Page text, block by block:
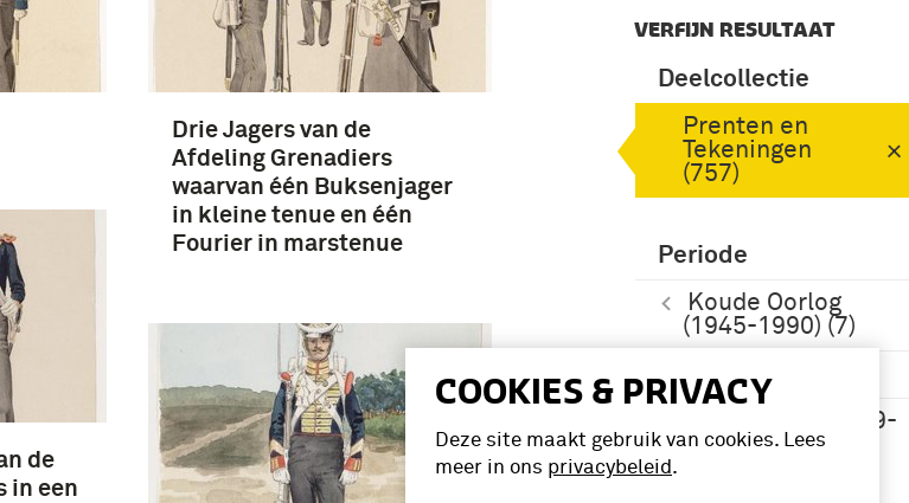
COOKIES & PRIVACY
Deze site maakt gebruik van cookies. Lees
meer in ons privacybeleid.
VERFIJN RESULTAAT
Deelcollectie
Prenten en
Tekeningen
(757)
Periode
Koude Oorlog
(1945-1990) (7)
1801-1850 (4)
mobilisatie (1939-
1940) (3)
de
in een
Drie Jagers van de
Afdeling Grenadiers
waarvan één Buksenjager
in kleine tenue en één
Fourier in marstenue